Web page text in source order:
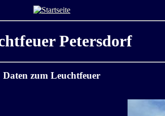
Petersdorf
Daten zum Leuchtfeuer